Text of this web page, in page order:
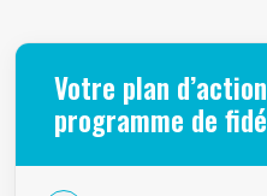
Votre plan
programme de